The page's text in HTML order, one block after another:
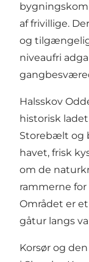
af frivillige.
og
niveaufri
Halsskov
historisk
Storebælt og
havet, frisk
om de
rammerne
Området er
gåtur langs
Korsør og